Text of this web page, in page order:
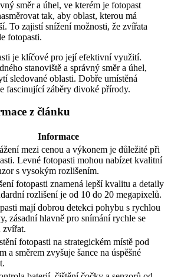
směr a úhel, ve kterém je fotopast
tak, aby oblast, kterou má
To zajistí snížení možnosti, že zvířata
fotopasti.
je klíčové pro její efektivní využití.
stanoviště a správný směr a úhel,
sledované oblasti. Dobře umístěná
fascinující záběry divoké přírody.
z článku
Informace
mezi cenou a výkonem je důležité při
Levné fotopasti mohou nabízet kvalitní
s vysokým rozlišením.
fotopasti znamená lepší kvalitu a detaily
rozlišení je od 10 do 20 megapixelů.
mají dobrou detekci pohybu s rychlou
zásadní hlavně pro snímání rychle se
zvířat.
fotopasti na strategickém místě pod
a směrem zvyšuje šance na úspěšné